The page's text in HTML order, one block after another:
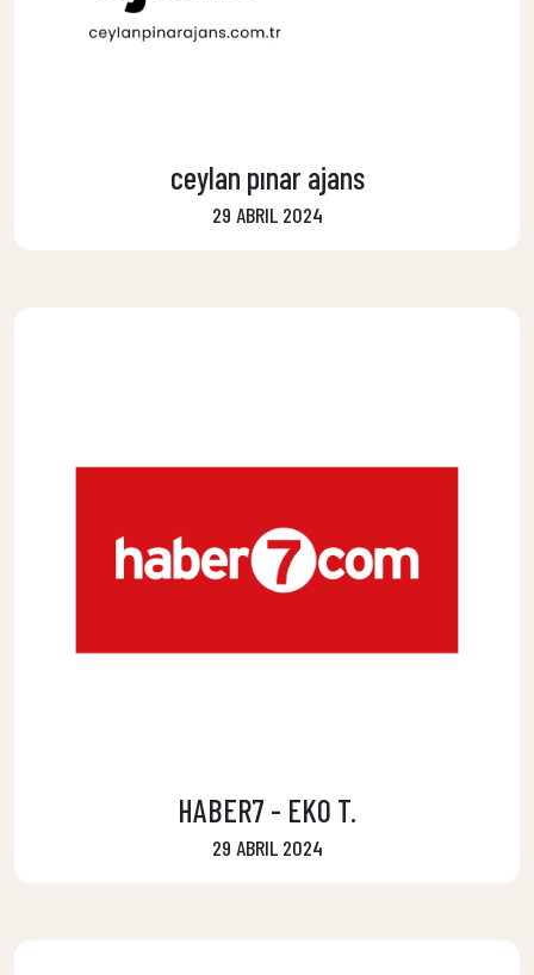
ceylan pınar ajans
29 ABRIL 2024
HABER7 - EKO T.
29 ABRIL 2024